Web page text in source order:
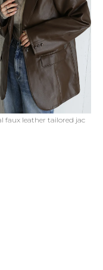
faux leather tailored jac